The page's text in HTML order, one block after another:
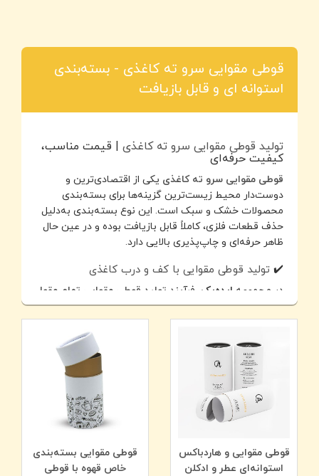
قوطی مقوایی سرو ته کاغذی - بسته‌بندی
استوانه ای و قابل بازیافت
تولید قوطی مقوایی سرو ته کاغذی | قیمت مناسب،
کیفیت حرفه‌ای
قوطی مقوایی سرو ته کاغذی یکی از اقتصادی‌ترین و
دوست‌دار محیط زیست‌ترین گزینه‌ها برای بسته‌بندی
محصولات خشک و سبک است. این نوع بسته‌بندی به‌دلیل
حذف قطعات فلزی، کاملاً قابل بازیافت بوده و در عین حال
ظاهر حرفه‌ای و چاپ‌پذیری بالایی دارد.
✔️ تولید قوطی مقوایی با کف و درب کاغذی
در مجموعه ایده‌پک ، فرآیند تولید قوطی مقوایی تمام مقوا
با استفاده از ماشین‌آلات دقیق و متریال باکیفیت انجام
می‌شود. در این مدل، هم کف و هم درب قوطی از مقوای
سخت تولید می‌شوند که هم وزن سبک‌تری دارد و هم در
حمل‌ونقل و صادرات مقرون‌به‌صرفه‌تر است.
📦 کاربردهای بسته‌بندی سرو ته کاغذی
قوطی‌های تمام مقوایی بدون درب فلزی، برای بسته‌بندی
موارد زیر بسیار مناسب‌اند:
چای و دمنوش
قوطی مقوایی و هاردباکس
استوانه‌ای عطر و ادکلن
قوطی مقوایی بسته‌بندی
خاص قهوه با قوطی